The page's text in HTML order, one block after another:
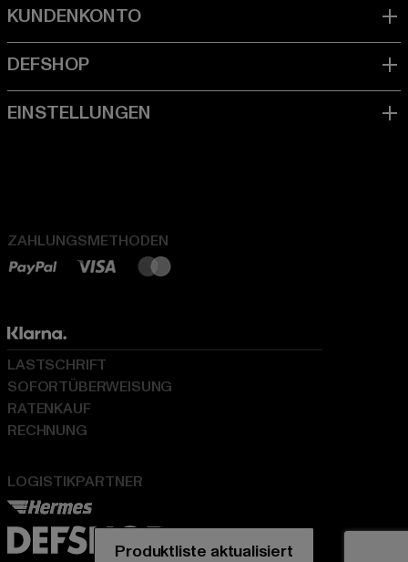
ZAHLUNGSMETHODEN
LOGISTIKPARTNER
LASTSCHRIFT
SOFORTÜBERWEISUNG
RATENKAUF
RECHNUNG